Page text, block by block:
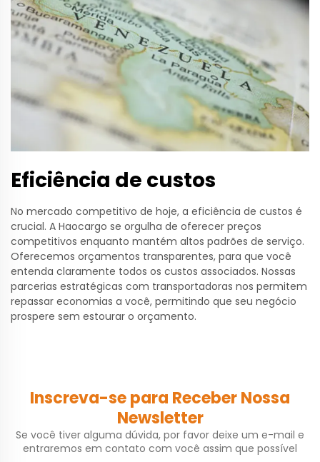
Eficiência de custos
No mercado competitivo de hoje, a eficiência de custos é
crucial. A Haocargo se orgulha de oferecer preços
competitivos enquanto mantém altos padrões de serviço.
Oferecemos orçamentos transparentes, para que você
entenda claramente todos os custos associados. Nossas
parcerias estratégicas com transportadoras nos permitem
repassar economias a você, permitindo que seu negócio
prospere sem estourar o orçamento.
Inscreva-se para Receber Nossa
Newsletter
Se você tiver alguma dúvida, por favor deixe um e-mail e
entraremos em contato com você assim que possível